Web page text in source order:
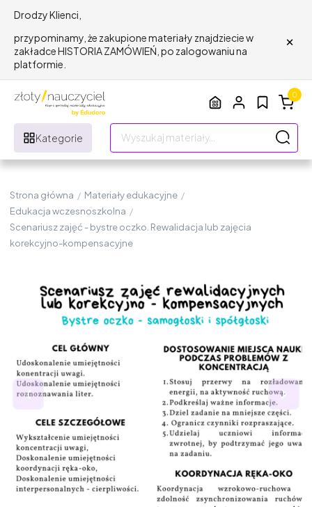
Drodzy Klienci,
przypominamy, że zakupione materiały znajdziecie w
zakładce HISTORIA ZAMÓWIEŃ, po zalogowaniu na
platformie.
×
Kategorie
0
Strona główna / Materiały edukacyjne /
Edukacja wczesnoszkolna /
Scenariusz zajęć - bystre oczko. Rewalidacja lub zajęcia
korekcyjno-kompensacyjne